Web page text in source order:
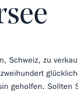
Schweiz, zu
geholfen. Sollten